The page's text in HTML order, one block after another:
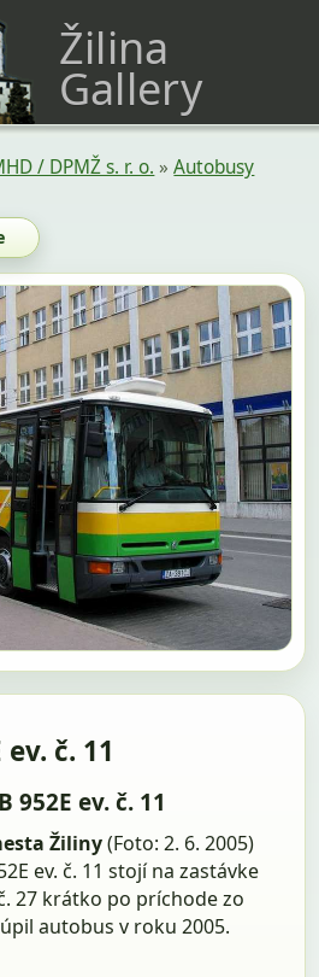
Žilina
Gallery
/ DPMŽ s. r. o. »Autobusy
č. 11
952E ev. č. 11
Žiliny(Foto: 2. 6. 2005)
ev. č. 11 stojí na zastávke
27 krátko po príchode zo
autobus v roku 2005.